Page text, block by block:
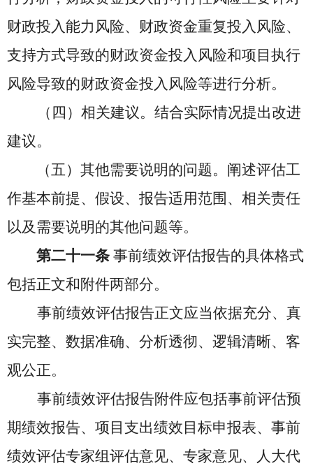
财政投入能力风险、财政资金重复投入风险、
支持方式导致的财政资金投入风险和项目执行
风险导致的财政资金投入风险等进行分析。
（四）相关建议。结合实际情况提出改进
建议。
（五）其他需要说明的问题。阐述评估工
作基本前提、假设、报告适用范围、相关责任
以及需要说明的其他问题等。
第二十一条 事前绩效评估报告的具体格式
包括正文和附件两部分。
事前绩效评估报告正文应当依据充分、真
实完整、数据准确、分析透彻、逻辑清晰、客
观公正。
事前绩效评估报告附件应包括事前评估预
期绩效报告、项目支出绩效目标申报表、事前
绩效评估专家组评估意见、专家意见、人大代